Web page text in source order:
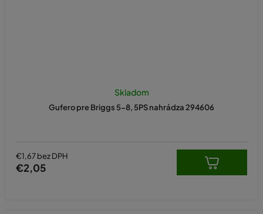
Gufero pre Briggs 5-8, 5PS nahrádza 294606
Skladom
€1,67 bez DPH
€2,05